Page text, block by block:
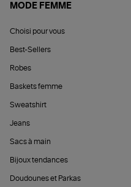
MODE FEMME
Choisi pour vous
Best-Sellers
Robes
Baskets femme
Sweatshirt
Jeans
Sacs à main
Bijoux tendances
Doudounes et Parkas